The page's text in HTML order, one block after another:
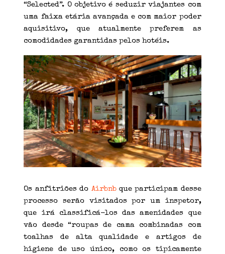
“Selected”. O objetivo é seduzir viajantes com
uma faixa etária avançada e com maior poder
aquisitivo, que atualmente preferem as
comodidades garantidas pelos hotéis.
Os anfitriões do Airbnbque participam desse
processo serão visitados por um inspetor,
que irá classificá-los das amenidades que
vão desde “roupas de cama combinadas com
toalhas de alta qualidade e artigos de
higiene de uso único, como os tipicamente